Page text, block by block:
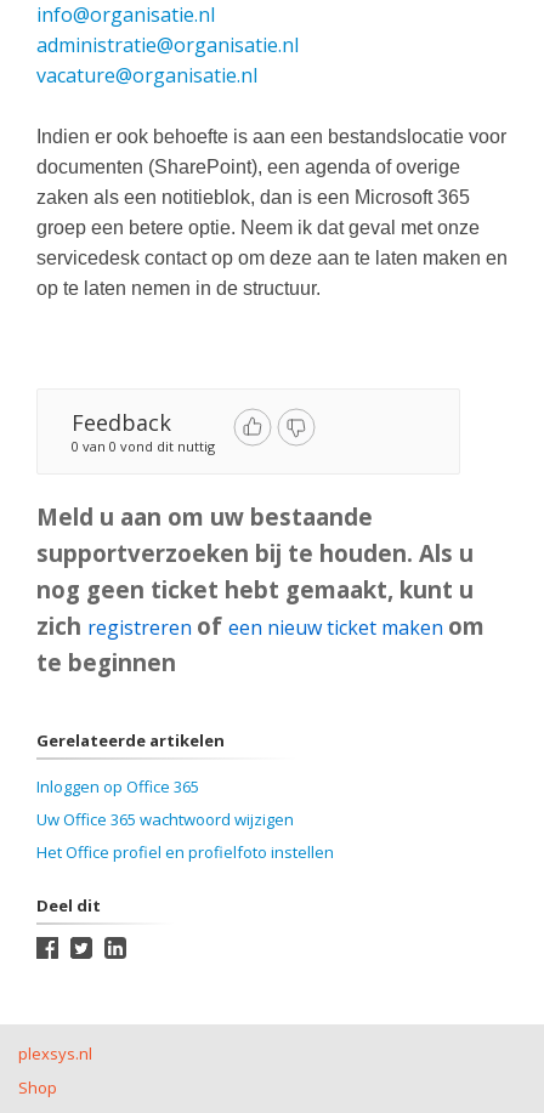
info@organisatie.nl
administratie@organisatie.nl
vacature@organisatie.nl
Indien er ook behoefte is aan een bestandslocatie voor
documenten (SharePoint), een agenda of overige
zaken als een notitieblok, dan is een Microsoft 365
groep een betere optie. Neem ik dat geval met onze
servicedesk contact op om deze aan te laten maken en
op te laten nemen in de structuur.
Feedback
0 van 0 vond dit nuttig
Meld u aan om uw bestaande
supportverzoeken bij te houden. Als u
nog geen ticket hebt gemaakt, kunt u
zich registreren of een nieuw ticket maken om
te beginnen
Gerelateerde artikelen
Inloggen op Office 365
Uw Office 365 wachtwoord wijzigen
Het Office profiel en profielfoto instellen
Deel dit
plexsys.nl
Shop